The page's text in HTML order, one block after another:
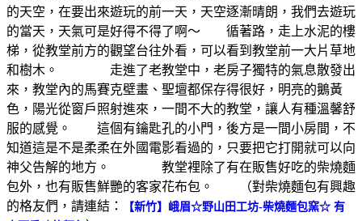
的天空，在要出來遊玩的前一天，天空逐漸晴朗，我們去遊玩
的當天，天氣可是好得不得了啊～ 循著路，走上水泥的樓
梯，從教堂前方的觀望台往外看，可以看到教堂前一大片草地
和樹木。 走進了老教堂中，老房子獨特的氣息散發出
來，教堂內的馬賽克壁畫、聖壇都保存得很好，明亮的鵝黃
色，陽光從窗戶照射進來，一間不大的教堂，讓人有種溫馨舒
服的感覺。 這個有鑰匙孔的小門，後方是一間小房間，不
知道這是不是柔柔在外國電影看過的，只要把它打開就可以向
神父告解的地方。 教堂裡除了有在販售好吃的柴燒麵
包外，也有販售鮮艷的客家花布包。 （對柴燒麵包有興趣
的格友們，請連結：
【新竹】峨眉☆野山田工坊-柴燒麵包窯☆ 有